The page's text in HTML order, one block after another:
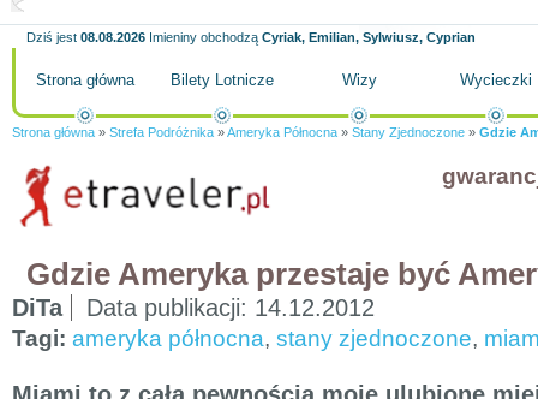
Dziś jest 08.08.2026 Imieniny obchodzą Cyriak, Emilian, Sylwiusz, Cyprian
Strona główna Bilety Lotnicze Wizy Wycieczki
Strona główna » Strefa Podróżnika »Ameryka Północna » Stany Zjednoczone » Gdzie
Gdzie Ameryka przestaje być
DiTa Data publikacji: 14.12.2012
Tagi: ameryka północna, stany zjednoczone,
Miami to z całą pewnością moje ulubione